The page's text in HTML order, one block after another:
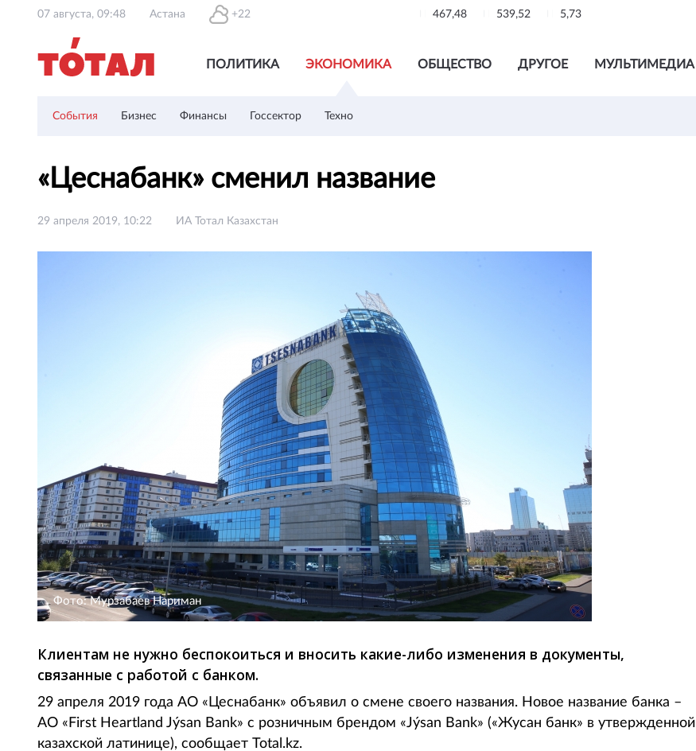
07 августа, 09:48 Астана +22 467,48 539,52 5,73
ПОЛИТИКА ЭКОНОМИКА ОБЩЕСТВО ДРУГОЕ МУЛЬТИМЕДИА
События Бизнес Финансы Госсектор Техно
«Цеснабанк» сменил название
29 апреля 2019, 10:22 ИА Тотал Казахстан
Фото: Мурзабаев Нариман
Клиентам не нужно беспокоиться и вносить какие-либо изменения в документы,
связанные с работой с банком.
29 апреля 2019 года АО «Цеснабанк» объявил о смене своего названия. Новое название банка –
АО «First Heartland Jýsan Bank» с розничным брендом «Jýsan Bank» («Жусан банк» в утвержденной
казахской латинице), сообщает Total.kz.